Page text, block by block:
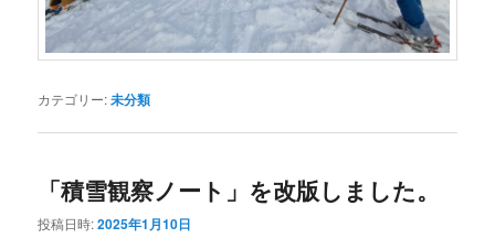
カテゴリー:未分類
「積雪観察ノート」を改版しました。
投稿日時:2025年1月10日